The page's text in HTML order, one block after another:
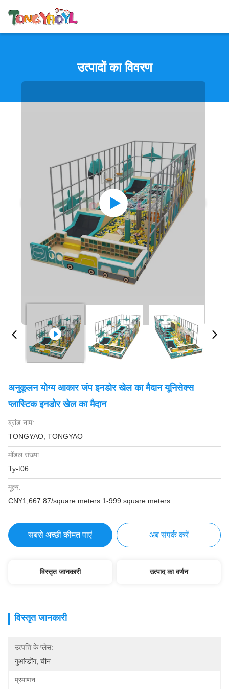
उत्पादों का विवरण
अनुकूलन योग्य आकार जंप इनडोर खेल का मैदान यूनिसेक्स
प्लास्टिक इनडोर खेल का मैदान
ब्रांड नाम:
TONGYAO, TONGYAO
मॉडल संख्या:
Ty-t06
मूल्य:
CN¥1,667.87/square meters 1-999 square meters
सबसे अच्छी कीमत पाएं अब संपर्क करें
विस्तृत जानकारी उत्पाद का वर्णन
विस्तृत जानकारी
उत्पत्ति के प्लेस:
गुआंग्डोंग, चीन
प्रमाणन: